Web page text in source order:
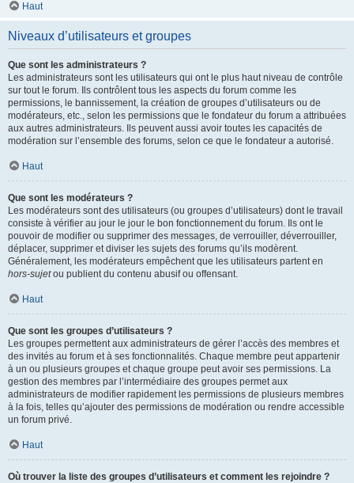
Haut
Niveaux d’utilisateurs et groupes
Que sont les administrateurs ?
Les administrateurs sont les utilisateurs qui ont le plus haut niveau de contrôle
sur tout le forum. Ils contrôlent tous les aspects du forum comme les
permissions, le bannissement, la création de groupes d’utilisateurs ou de
modérateurs, etc., selon les permissions que le fondateur du forum a attribuées
aux autres administrateurs. Ils peuvent aussi avoir toutes les capacités de
modération sur l’ensemble des forums, selon ce que le fondateur a autorisé.
Haut
Que sont les modérateurs ?
Les modérateurs sont des utilisateurs (ou groupes d’utilisateurs) dont le travail
consiste à vérifier au jour le jour le bon fonctionnement du forum. Ils ont le
pouvoir de modifier ou supprimer des messages, de verrouiller, déverrouiller,
déplacer, supprimer et diviser les sujets des forums qu’ils modèrent.
Généralement, les modérateurs empêchent que les utilisateurs partent en
hors-sujetou publient du contenu abusif ou offensant.
Haut
Que sont les groupes d’utilisateurs ?
Les groupes permettent aux administrateurs de gérer l’accès des membres et
des invités au forum et à ses fonctionnalités. Chaque membre peut appartenir
à un ou plusieurs groupes et chaque groupe peut avoir ses permissions. La
gestion des membres par l’intermédiaire des groupes permet aux
administrateurs de modifier rapidement les permissions de plusieurs membres
à la fois, telles qu’ajouter des permissions de modération ou rendre accessible
un forum privé.
Haut
Où trouver la liste des groupes d’utilisateurs et comment les rejoindre ?